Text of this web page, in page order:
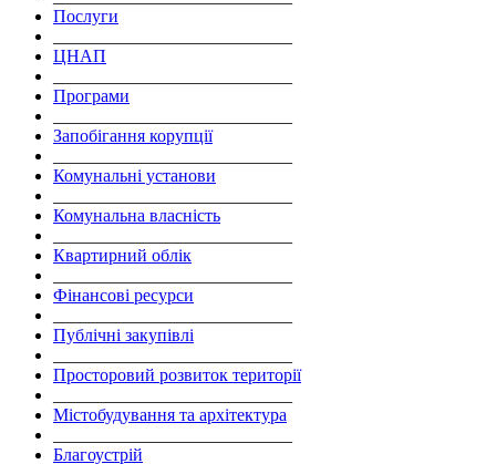
Послуги
ЦНАП
Програми
Запобігання корупції
Комунальні установи
Комунальна власність
Квартирний облік
Фінансові ресурси
Публічні закупівлі
Просторовий розвиток території
Містобудування та архітектура
Благоустрій